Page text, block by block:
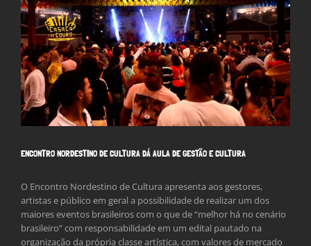
ENCONTRO NORDESTINO DE CULTURA DÁ AULA DE GESTÃO E CULTURA
O Encontro Nordestino de Cultura apresenta aos gestores,
artistas e público em geral a possibilidade de realizar um dos
maiores eventos brasileiros com o que de “melhor há no cenário
brasileiro” com responsabilidade em um edital pautado na
organização da própria classe artística, com valores de mercado